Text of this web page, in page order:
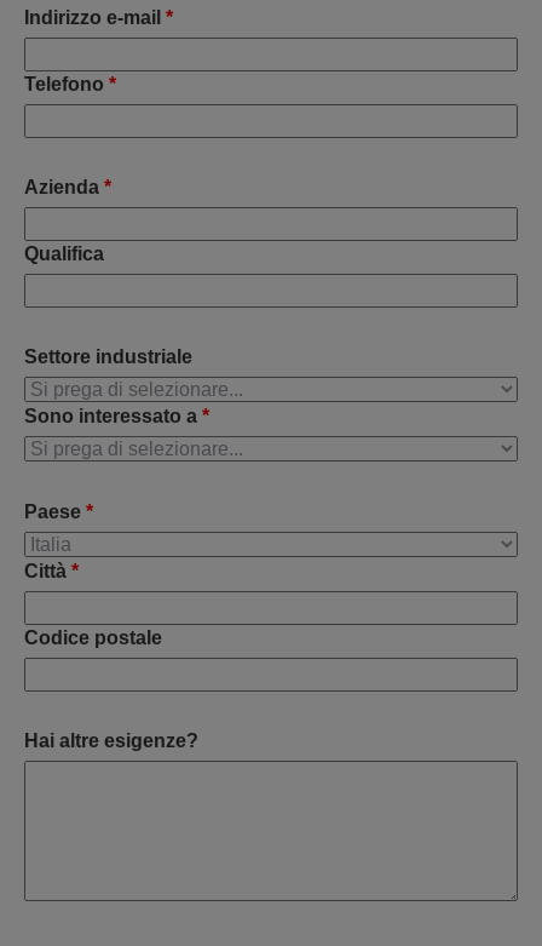
Indirizzo e-mail *
Telefono *
Azienda *
Qualifica
Settore industriale
Sono interessato a *
Paese *
Città *
Codice postale
Hai altre esigenze?